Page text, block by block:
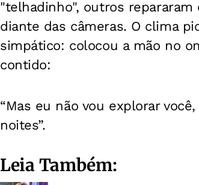
"telhadinho", outros
diante das câmeras. O clima
simpático: colocou a mão no
contido:
“Mas eu não vou explorar
noites”.
Leia Também: